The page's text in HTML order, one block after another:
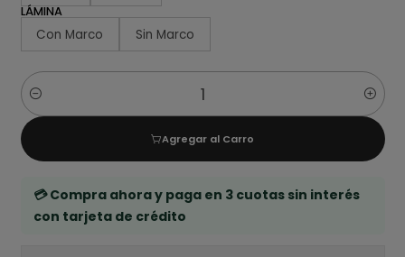
LÁMINA
Con Marco Sin Marco
Cantidad
Agregar al Carro
💳 Compra ahora y paga en 3 cuotas sin interés
con tarjeta de crédito